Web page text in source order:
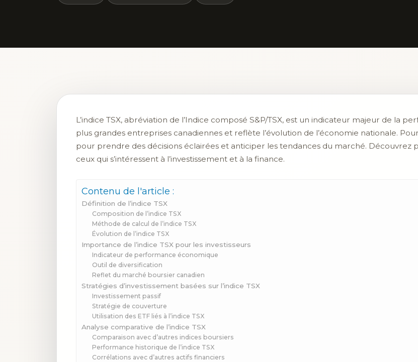
L’indice TSX, abréviation de l’Indice composé S&P/TSX, est un indicateur majeur de la
plus grandes entreprises canadiennes et reflète l’évolution de l’économie nationale.
pour prendre des décisions éclairées et anticiper les tendances du marché.
ceux qui s’intéressent à l’investissement et à la finance.
Contenu de l'article :
Définition de l’indice TSX
Composition de l’indice TSX
Méthode de calcul de l’indice TSX
Évolution de l’indice TSX
Importance de l’indice TSX pour les investisseurs
Indicateur de performance économique
Outil de diversification
Reflet du marché boursier canadien
Stratégies d’investissement basées sur l’indice TSX
Investissement passif
Stratégie de couverture
Utilisation des ETF liés à l’indice TSX
Analyse comparative de l’indice TSX
Comparaison avec d’autres indices boursiers
Performance historique de l’indice TSX
Corrélations avec d’autres actifs financiers